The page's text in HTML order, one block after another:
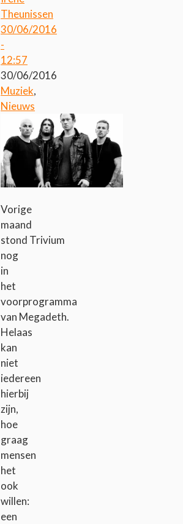
Theunissen
30/06/2016
-
12:57
30/06/2016
Muziek,
Nieuws
Vorige
maand
stond Trivium
nog
in
het
voorprogramma
van Megadeth.
Helaas
kan
niet
iedereen
hierbij
zijn,
hoe
graag
mensen
het
ook
willen:
een